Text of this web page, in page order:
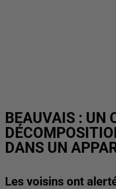
BEAUVAIS : UN
DANS UN
Les voisins ont